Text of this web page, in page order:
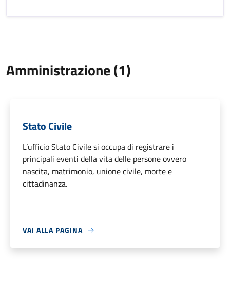
Amministrazione (1)
Stato Civile
L’ufficio Stato Civile si occupa di registrare i
principali eventi della vita delle persone ovvero
nascita, matrimonio, unione civile, morte e
cittadinanza.
VAI ALLA PAGINA